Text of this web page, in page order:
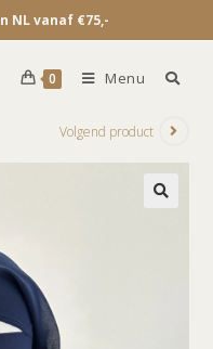
NL vanaf €75,-
0 Menu
Volgend product